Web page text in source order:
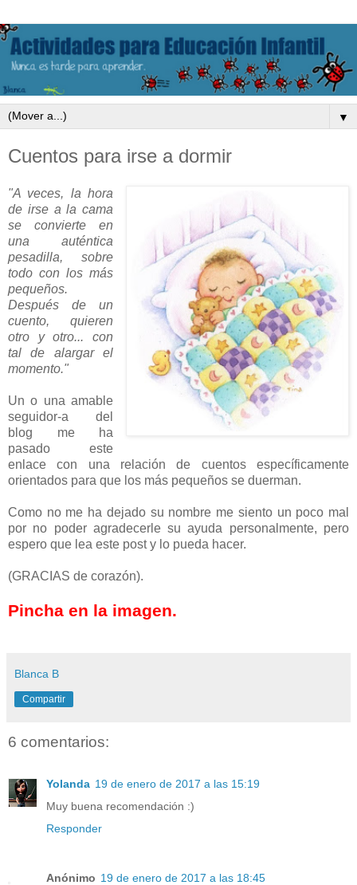
▼
Cuentos para irse a dormir
"A veces, la hora
de irse a la cama
se convierte en
una auténtica
pesadilla, sobre
todo con los más
pequeños.
Después de un
cuento, quieren
otro y otro... con
tal de alargar el
momento."
Un o una amable
seguidor-a del
blog me ha
pasado este
enlace con una relación de cuentos específicamente
orientados para que los más pequeños se duerman.
Como no me ha dejado su nombre me siento un poco mal
por no poder agradecerle su ayuda personalmente, pero
espero que lea este post y lo pueda hacer.
(GRACIAS de corazón).
Pincha en la imagen.
Blanca B
Compartir
6 comentarios:
Yolanda 19 de enero de 2017 a las 15:19
Muy buena recomendación :)
Responder
Anónimo 19 de enero de 2017 a las 18:45